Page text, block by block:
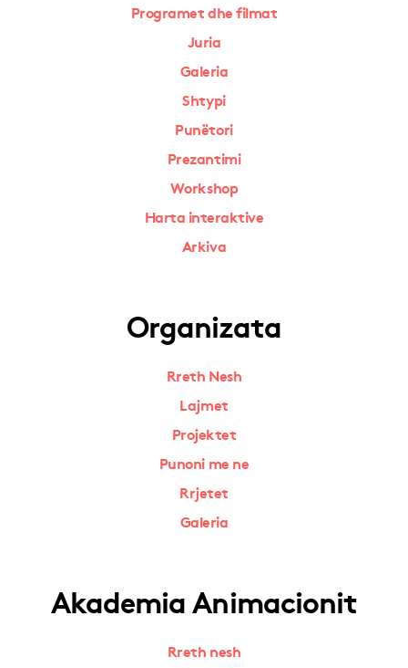
Programet dhe filmat
Juria
Galeria
Shtypi
Punëtori
Prezantimi
Workshop
Harta interaktive
Arkiva
Organizata
Rreth Nesh
Lajmet
Projektet
Punoni me ne
Rrjetet
Galeria
Akademia Animacionit
Rreth nesh